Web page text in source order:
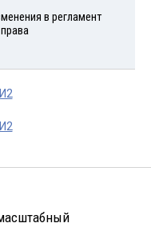
в регламент